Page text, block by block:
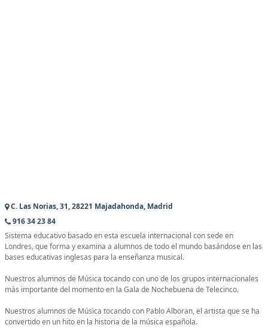
C. Las Norias, 31, 28221 Majadahonda, Madrid
916 34 23 84
Sistema educativo basado en esta escuela internacional con sede en
Londres, que forma y examina a alumnos de todo el mundo basándose en las
bases educativas inglesas para la enseñanza musical.
Nuestros alumnos de Música tocando con uno de los grupos internacionales
más importante del momento en la Gala de Nochebuena de Telecinco.
Nuestros alumnos de Música tocando con Pablo Alboran, el artista que se ha
convertido en un hito en la historia de la música española.